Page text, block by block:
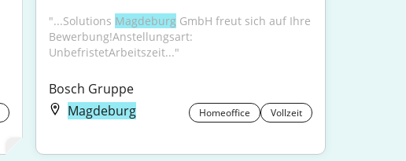
"...Solutions Magdeburg GmbH freut sich auf Ihre
Bewerbung!Anstellungsart:
UnbefristetArbeitszeit..."
Bosch Gruppe
Magdeburg
Homeoffice Vollzeit